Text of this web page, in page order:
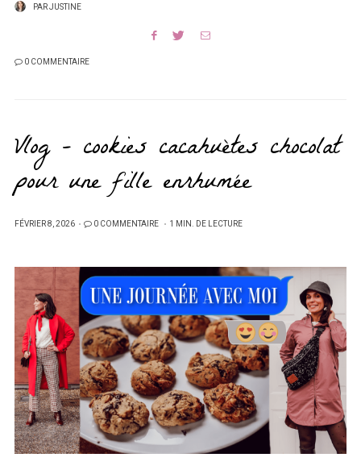
PARJUSTINE
0 COMMENTAIRE
Vlog – cookies cacahuètes chocolat
pour une fille enrhumée
PUBLIÉ
FÉVRIER 8, 2026 0 COMMENTAIRE 1 MIN. DE LECTURE